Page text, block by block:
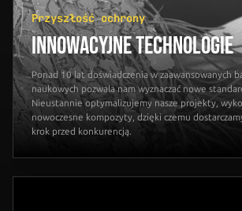
Przyszłość ochrony
INNOWACYJNE TECHNOLOGIE
Ponad 10 lat doświadczenia w zaawansowanych
naukowych pozwala nam wyznaczać nowe
Nieustannie optymalizujemy nasze projekty,
nowoczesne kompozyty, dzięki czemu
krok przed konkurencją.